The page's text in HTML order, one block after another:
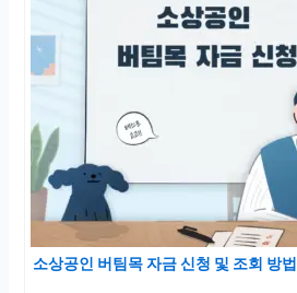
소상공인 버팀목 자금 신청 및 조회 방법